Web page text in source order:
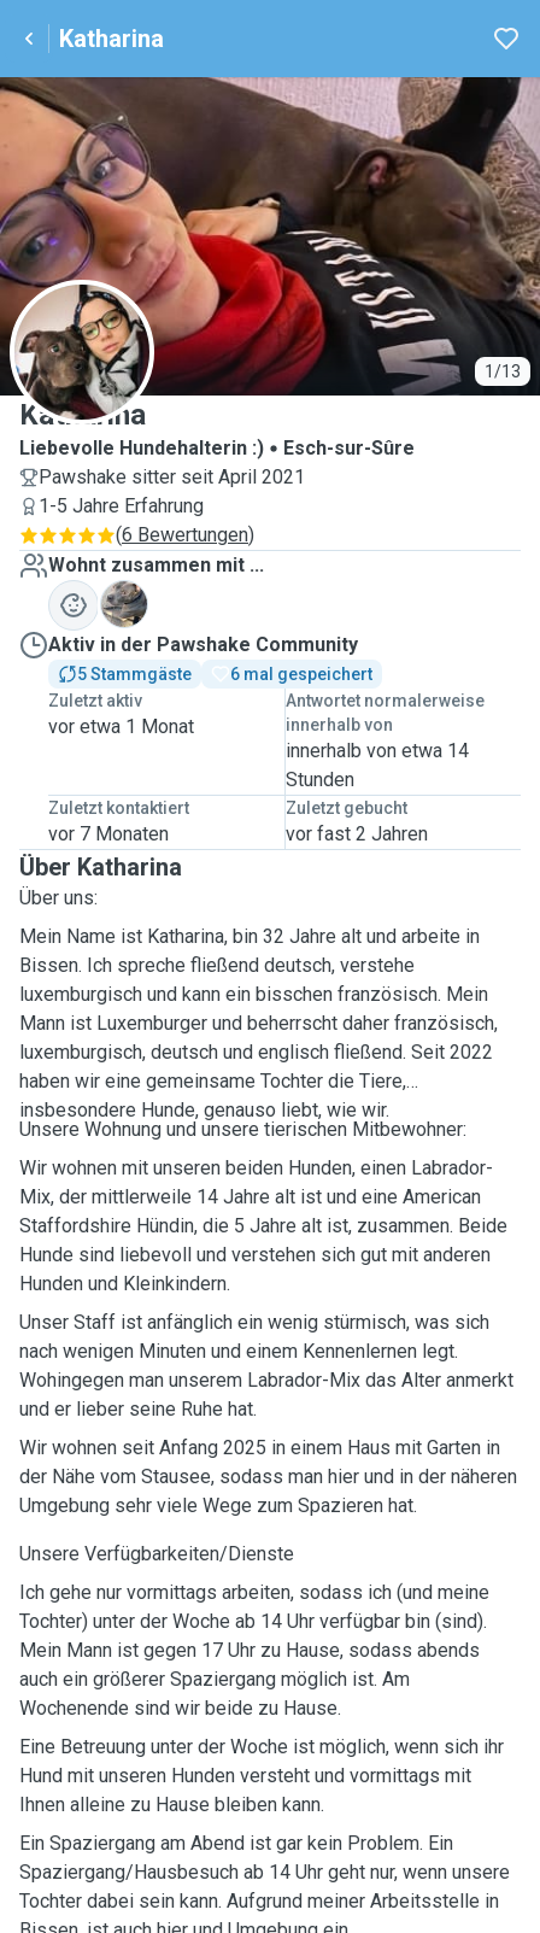
Katharina
1/13
K
Katharina
Liebevolle Hundehalterin :)
Esch-sur-Sûre
Pawshake sitter seit April 2021
1-5 Jahre Erfahrung
(6 Bewertungen)
Wohnt zusammen mit ...
K
Aktiv in der Pawshake Community
5 Stammgäste
6 mal gespeichert
Zuletzt aktiv
vor etwa 1 Monat
Antwortet normalerweise
innerhalb von
innerhalb von etwa 14
Stunden
Zuletzt kontaktiert
vor 7 Monaten
Zuletzt gebucht
vor fast 2 Jahren
Über Katharina
Über uns:
Mein Name ist Katharina, bin 32 Jahre alt und arbeite in
Bissen. Ich spreche fließend deutsch, verstehe
luxemburgisch und kann ein bisschen französisch. Mein
Mann ist Luxemburger und beherrscht daher französisch,
luxemburgisch, deutsch und englisch fließend. Seit 2022
haben wir eine gemeinsame Tochter die Tiere,
insbesondere Hunde, genauso liebt, wie wir.
Unsere Wohnung und unsere tierischen Mitbewohner:
Wir wohnen mit unseren beiden Hunden, einen Labrador-
Mix, der mittlerweile 14 Jahre alt ist und eine American
Staffordshire Hündin, die 5 Jahre alt ist, zusammen. Beide
Hunde sind liebevoll und verstehen sich gut mit anderen
Hunden und Kleinkindern.
Unser Staff ist anfänglich ein wenig stürmisch, was sich
nach wenigen Minuten und einem Kennenlernen legt.
Wohingegen man unserem Labrador-Mix das Alter anmerkt
und er lieber seine Ruhe hat.
Wir wohnen seit Anfang 2025 in einem Haus mit Garten in
der Nähe vom Stausee, sodass man hier und in der näheren
Umgebung sehr viele Wege zum Spazieren hat.
Unsere Verfügbarkeiten/Dienste
Ich gehe nur vormittags arbeiten, sodass ich (und meine
Tochter) unter der Woche ab 14 Uhr verfügbar bin (sind).
Mein Mann ist gegen 17 Uhr zu Hause, sodass abends
auch ein größerer Spaziergang möglich ist. Am
Wochenende sind wir beide zu Hause.
Eine Betreuung unter der Woche ist möglich, wenn sich ihr
Hund mit unseren Hunden versteht und vormittags mit
Ihnen alleine zu Hause bleiben kann.
Ein Spaziergang am Abend ist gar kein Problem. Ein
Spaziergang/Hausbesuch ab 14 Uhr geht nur, wenn unsere
Tochter dabei sein kann. Aufgrund meiner Arbeitsstelle in